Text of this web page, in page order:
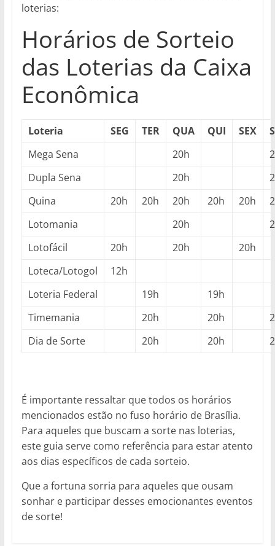
loterias:
Horários de Sorteio
das Loterias da Caixa
Econômica
Loteria SEG TER QUA QUI SEX
Mega Sena
20h
Dupla Sena
20h
Quina
20h 20h 20h 20h 20h
Lotomania
20h
Lotofácil
20h 20h
20h
Loteca/Lotogol
12h
Loteria Federal
19h
19h
Timemania
20h 20h
Dia de Sorte
20h 20h
É importante ressaltar que todos os horários
mencionados estão no fuso horário de Brasília.
Para aqueles que buscam a sorte nas loterias,
este guia serve como referência para estar atento
aos dias específicos de cada sorteio.
Que a fortuna sorria para aqueles que ousam
sonhar e participar desses emocionantes eventos
de sorte!